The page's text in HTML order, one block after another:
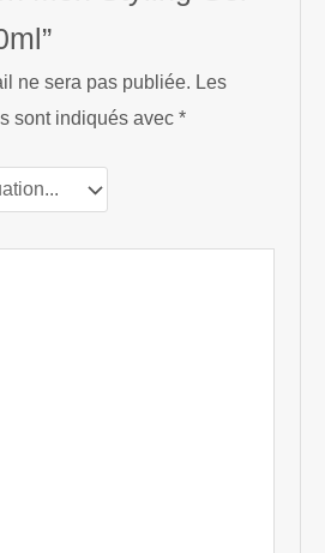
ne sera pas publiée. Les
sont indiqués avec*